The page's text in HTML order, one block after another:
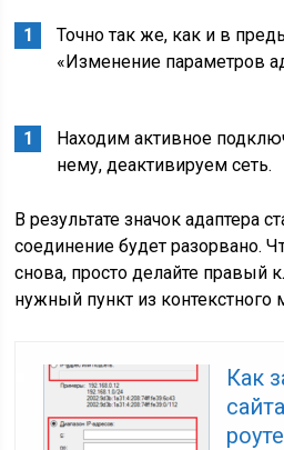
Точно так же, как и в
«Изменение параметров
Находим активное
нему, деактивируем сеть.
В результате значок адаптера
соединение будет разорвано.
снова, просто делайте правый
нужный пункт из контекстного
Как